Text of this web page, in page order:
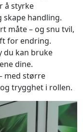
å styrke
skape handling.
måte – og snu tvil,
for endring.
du kan bruke
dine.
med større
trygghet i rollen.